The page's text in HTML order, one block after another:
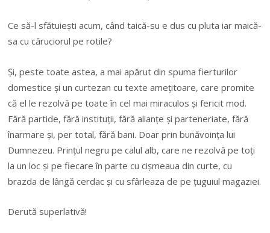
Ce să-l sfătuieşti acum, când taică-su e dus cu pluta iar maică-
sa cu căruciorul pe rotile?
Şi, peste toate astea, a mai apărut din spuma fierturilor
domestice şi un curtezan cu texte ameţitoare, care promite
că el le rezolvă pe toate în cel mai miraculos şi fericit mod.
Fără partide, fără instituţii, fără alianţe şi parteneriate, fără
înarmare şi, per total, fără bani. Doar prin bunăvoinţa lui
Dumnezeu. Prinţul negru pe calul alb, care ne rezolvă pe toţi
la un loc şi pe fiecare în parte cu cişmeaua din curte, cu
brazda de lângă cerdac şi cu sfârleaza de pe ţuguiul magaziei.
Derută superlativă!